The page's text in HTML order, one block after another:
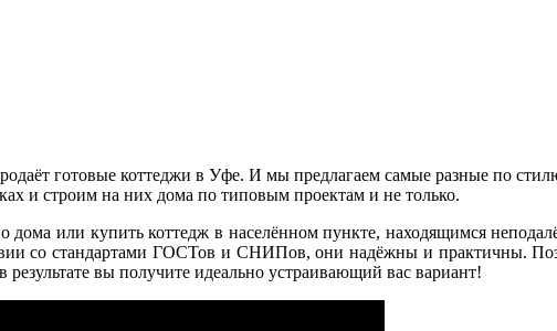
готовые коттеджи в Уфе. И мы предлагаем самые разные по
и строим на них дома по типовым проектам и не только.
дома или купить коттедж в населённом пункте, находящимся
со стандартами ГОСТов и СНИПов, они надёжны и практичны.
вы получите идеально устраивающий вас вариант!